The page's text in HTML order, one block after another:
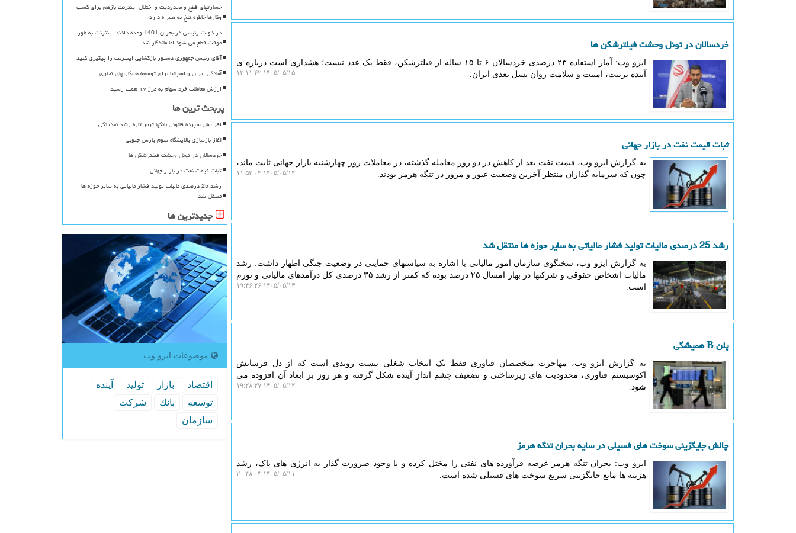
خردسالان در تونل وحشت فیلترشکن ها
ایزو وب: آمار استفاده ۲۳ درصدی خردسالان ۶ تا ۱۵ ساله از فیلترشکن، فقط یک عدد نیست؛ هشداری است درباره ی
آینده تربیت، امنیت و سلامت روان نسل بعدی ایران.
۱۴۰۵/۰۵/۱۵ ۱۲:۱۱:۴۲
ثبات قیمت نفت در بازار جهانی
به گزارش ایزو وب، قیمت نفت بعد از کاهش در دو روز معامله گذشته، در معاملات روز چهارشنبه بازار جهانی ثابت ماند،
چون که سرمایه گذاران منتظر آخرین وضعیت عبور و مرور در تنگه هرمز بودند.
۱۴۰۵/۰۵/۱۴ ۱۱:۵۲:۰۴
رشد 25 درصدی مالیات تولید فشار مالیاتی به سایر حوزه ها منتقل شد
به گزارش ایزو وب، سخنگوی سازمان امور مالیاتی با اشاره به سیاستهای حمایتی در وضعیت جنگی اظهار داشت: رشد
مالیات اشخاص حقوقی و شرکتها در بهار امسال ۲۵ درصد بوده که کمتر از رشد ۳۵ درصدی کل درآمدهای مالیاتی و تورم
است.
۱۴۰۵/۰۵/۱۳ ۱۹:۴۶:۲۶
پلن B همیشگی
به گزارش ایزو وب، مهاجرت متخصصان فناوری فقط یک انتخاب شغلی نیست روندی است که از دل فرسایش
اکوسیستم فناوری، محدودیت های زیرساختی و تضعیف چشم انداز آینده شکل گرفته و هر روز بر ابعاد آن افزوده می
شود.
۱۴۰۵/۰۵/۱۲ ۱۹:۲۸:۲۷
چالش جایگزینی سوخت های فسیلی در سایه بحران تنگه هرمز
ایزو وب: بحران تنگه هرمز عرضه فرآورده های نفتی را مختل کرده و با وجود ضرورت گذار به انرژی های پاک، رشد
هزینه ها مانع جایگزینی سریع سوخت های فسیلی شده است.
۱۴۰۵/۰۵/۱۱ ۲۰:۴۸:۰۳
خسارتهای قطع و محدودیت و اختلال اینترنت بازهم برای کسب
وکارها خاطره تلخ به همراه دارد
در دولت رئیسی در بحران 1401 وعده دادند اینترنت به طور
موقت قطع می شود اما ماندگار شد
آقای رئیس جمهوری دستور بازگشایی اینترنت را پیگیری کنید
آمادگی ایران و اسپانیا برای توسعه همکاریهای تجاری
ارزش معاملات خرد سهام به مرز ۱۷ همت رسید
پربحث ترین ها
افزایش سپرده قانونی بانکها ترمز تازه رشد نقدینگی
آغاز بازسازی پالایشگاه سوم پارس جنوبی
خردسالان در تونل وحشت فیلترشکن ها
ثبات قیمت نفت در بازار جهانی
رشد 25 درصدی مالیات تولید فشار مالیاتی به سایر حوزه ها
منتقل شد
جدیدترین ها
موضوعات ایزو وب
اقتصاد بازار تولید
آینده
توسعه
بانك
شركت
سازمان